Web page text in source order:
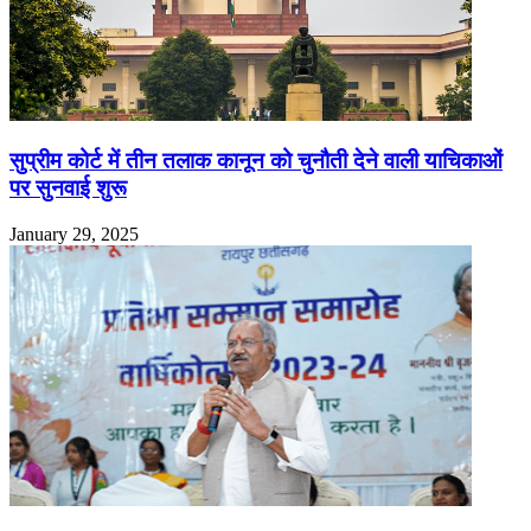
सुप्रीम कोर्ट में तीन तलाक कानून को चुनौती देने वाली याचिकाओं
पर सुनवाई शुरू
January 29, 2025